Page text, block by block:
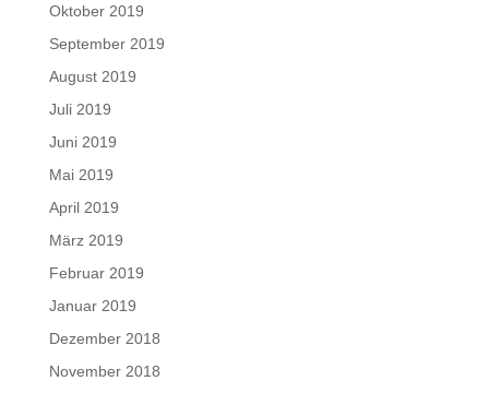
Oktober 2019
September 2019
August 2019
Juli 2019
Juni 2019
Mai 2019
April 2019
März 2019
Februar 2019
Januar 2019
Dezember 2018
November 2018